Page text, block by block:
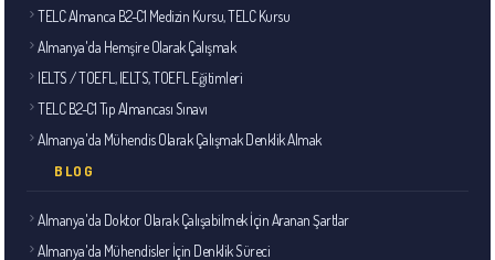
TELC Almanca B2-C1 Medizin Kursu, TELC Kursu
Almanya'da Hemşire Olarak Çalışmak
IELTS / TOEFL, IELTS, TOEFL Eğitimleri
TELC B2-C1 Tıp Almancası Sınavı
Almanya'da Mühendis Olarak Çalışmak Denklik Almak
BLOG
Almanya'da Doktor Olarak Çalışabilmek İçin Aranan Şartlar
Almanya'da Mühendisler İçin Denklik Süreci